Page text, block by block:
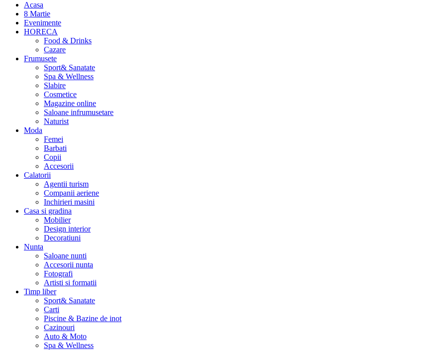
Acasa
8 Martie
Evenimente
HORECA
Food & Drinks
Cazare
Frumusete
Sport& Sanatate
Spa & Wellness
Slabire
Cosmetice
Magazine online
Saloane infrumusetare
Naturist
Moda
Femei
Barbati
Copii
Accesorii
Calatorii
Agentii turism
Companii aeriene
Inchirieri masini
Casa si gradina
Mobilier
Design interior
Decoratiuni
Nunta
Saloane nunti
Accesorii nunta
Fotografi
Artisti si formatii
Timp liber
Sport& Sanatate
Carti
Piscine & Bazine de inot
Cazinouri
Auto & Moto
Spa & Wellness